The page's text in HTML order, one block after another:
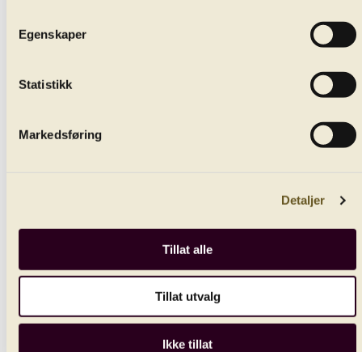
Egenskaper
Statistikk
Markedsføring
Detaljer
Tillat alle
Tillat utvalg
Ikke tillat
bass baryton
Bergen Philhamonic Choir
Edvard Grieg Kor
Håkon Matti Skrede
Wolfgang Amadeus Mozart